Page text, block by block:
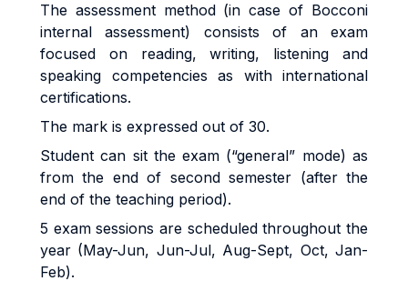
The assessment method (in case of Bocconi
internal assessment) consists of an exam
focused on reading, writing, listening and
speaking competencies as with international
certifications.
The mark is expressed out of 30.
Student can sit the exam (“general” mode) as
from the end of second semester (after the
end of the teaching period).
5 exam sessions are scheduled throughout the
year (May-Jun, Jun-Jul, Aug-Sept, Oct, Jan-
Feb).